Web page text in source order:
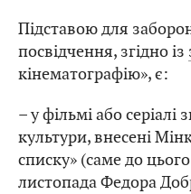
Підставою для
посвідчення, згідно із
кінематографію», є:
– у фільмі або серіалі
культури, внесені
списку» (саме до
листопада Федора